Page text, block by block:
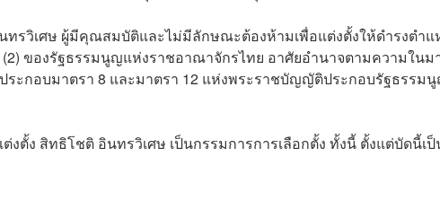
รวิเศษ ผู้มีคุณสมบัติและไม่มีลักษณะต้องห้ามเพื่อแต่งตั้งให้ดำรงตำแ
(2) ของรัฐธรรมนูญแห่งราชอาณาจักรไทย อาศัยอำนาจตามความในม
ะกอบมาตรา 8 และมาตรา 12 แห่งพระราชบัญญัติประกอบรัฐธรรม
ตั้ง สิทธิโชติ อินทรวิเศษ เป็นกรรมการการเลือกตั้ง ทั้งนี้ ตั้งแต่บัดนี้เ